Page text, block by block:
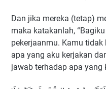
Dan jika mereka (tetap)
maka katakanlah,
pekerjaanmu. Kamu
apa yang aku kerjakan
jawab terhadap apa yang